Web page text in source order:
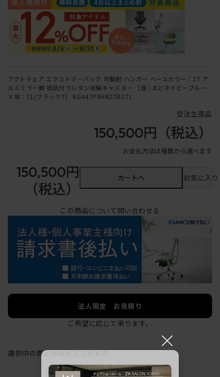
アクトチェア エラストマーバック 可動肘 ハンガー ベースカラー：ZT ア
ルミミラー脚 抵抗付ウレタン双輪キャスター ［座：B2/ネイビーブルー
×背：T1/ブラックT］ KG447PSHMZTB2T1
受注生産品
150,500円 （税込）
お支払方法は複数から選べます
150,500円
（税込）
カートへ お気に入
この商品について問い合わせる
法人限定 お見積り
ご希望に応じて承ります。
選択中の商品情報保証注意事項
×